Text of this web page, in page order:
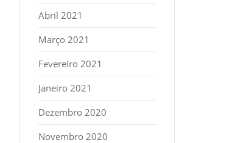
Abril 2021
Março 2021
Fevereiro 2021
Janeiro 2021
Dezembro 2020
Novembro 2020